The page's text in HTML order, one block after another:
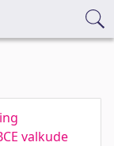
valkude